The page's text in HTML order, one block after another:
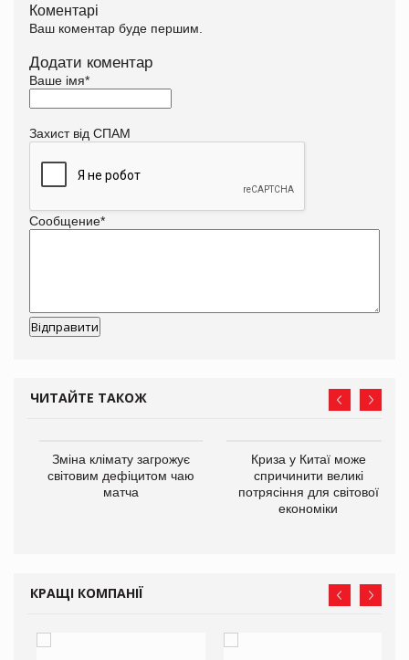
Коментарі
Ваш коментар буде першим.
Додати коментар
Ваше імя*
Захист від СПАМ
Сообщение*
ЧИТАЙТЕ ТАКОЖ
Зміна клімату загрожує
світовим дефіцитом чаю
матча
Криза у Китаї може
спричинити великі
потрясіння для світової
економіки
КРАЩІ КОМПАНІЇ